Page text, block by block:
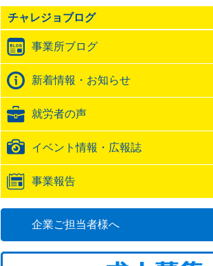
の
ト
ッ
ク
バ
ッ
ク
URL
チャレジョブログ
事業所ブログ
新着情報・お知らせ
就労者の声
イベント情報・広報誌
事業報告
企業ご担当者様へ